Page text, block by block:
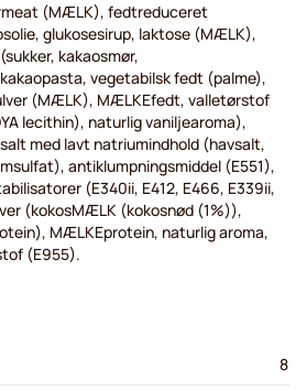
(MÆLK), fedtreduceret
glukosesirup, laktose (MÆLK),
kakaosmør,
vegetabilsk fedt (palme),
(MÆLK), MÆLKEfedt, valletørstof
lecithin), naturlig vaniljearoma),
med lavt natriumindhold (havsalt,
antiklumpningsmiddel (E551),
(E340ii, E412, E466, E339ii,
(kokosMÆLK (kokosnød (1%)),
MÆLKEprotein, naturlig aroma,
(E955).
8